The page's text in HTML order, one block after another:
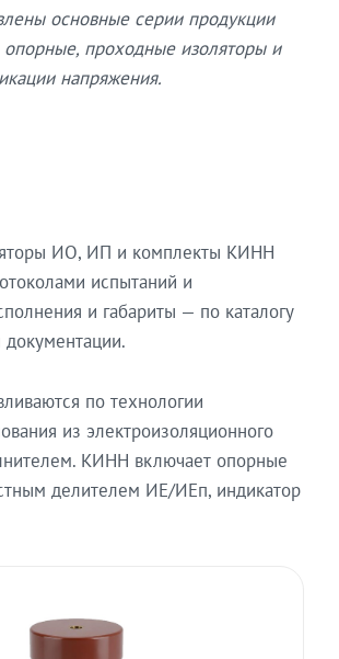
основные серии продукции
опорные, проходные изоляторы и
напряжения.
ИО, ИП и комплекты КИНН
испытаний и
и габариты — по каталогу
документации.
по технологии
из электроизоляционного
КИНН включает опорные
делителем ИЕ/ИЕп, индикатор